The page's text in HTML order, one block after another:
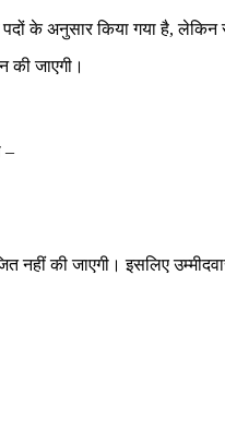
के अनुसार किया गया है, लेकिन
की जाएगी।
–
नहीं की जाएगी। इसलिए